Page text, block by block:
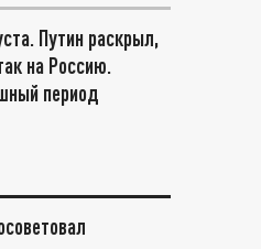
Путин раскрыл,
на Россию.
период